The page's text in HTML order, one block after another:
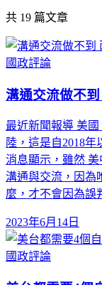
共 19 篇文章
國政評論
溝通交流做不
最近新聞報導 美
陸，這是自2018
消息顯示，雖然
溝通與交流，因為
麼，才不會因為誤
2023年6月14日
國政評論